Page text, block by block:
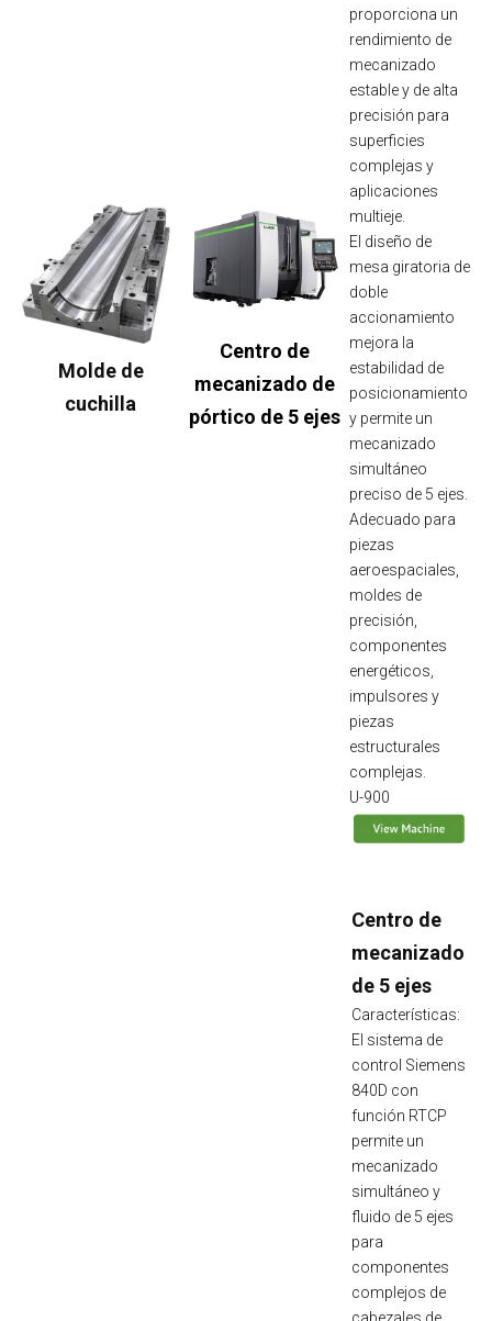
Molde de
cuchilla
Centro de
mecanizado de
pórtico de 5 ejes
proporciona un
rendimiento de
mecanizado
estable y de alta
precisión para
superficies
complejas y
aplicaciones
multieje.
El diseño de
mesa giratoria de
doble
accionamiento
mejora la
estabilidad de
posicionamiento
y permite un
mecanizado
simultáneo
preciso de 5 ejes.
Adecuado para
piezas
aeroespaciales,
moldes de
precisión,
componentes
energéticos,
impulsores y
piezas
estructurales
complejas.
U-900
Centro de
mecanizado
de 5 ejes
Características:
El sistema de
control Siemens
840D con
función RTCP
permite un
mecanizado
simultáneo y
fluido de 5 ejes
para
componentes
complejos de